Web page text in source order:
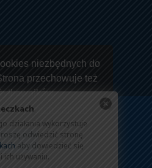
niezbędnych do
przechowuje też
z twoich danych
Funkcjonariuszy i Pracowników
działania wykorzystuje
odwiedzić stronę
aby dowiedzieć się
ich używaniu.